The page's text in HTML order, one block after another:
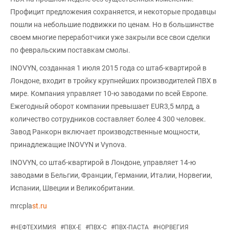
Профицит предложения сохраняется, и некоторые продавцы
пошли на небольшие подвижки по ценам. Но в большинстве
своем многие переработчики уже закрыли все свои сделки
по февральским поставкам смолы.
INOVYN, созданная 1 июля 2015 года со штаб-квартирой в
Лондоне, входит в тройку крупнейших производителей ПВХ в
мире. Компания управляет 10-ю заводами по всей Европе.
Ежегодный оборот компании превышает EUR3,5 млрд, а
количество сотрудников составляет более 4 300 человек.
Завод Ранкорн включает производственные мощности,
принадлежащие INOVYN и Vynova.
INOVYN, со штаб-квартирой в Лондоне, управляет 14-ю
заводами в Бельгии, Франции, Германии, Италии, Норвегии,
Испании, Швеции и Великобритании.
mrcplast.ru
#НЕФТЕХИМИЯ #ПВХ-Е #ПВХ-С #ПВХ-ПАСТА #НОРВЕГИЯ